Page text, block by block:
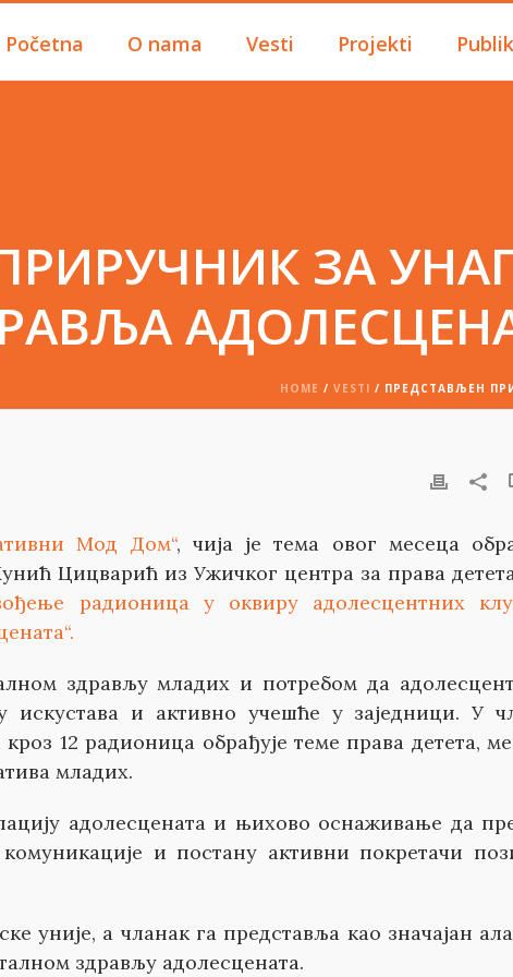
Početna O nama Vesti Projekti
ЗА
HOME / VESTI / ПРЕДСТАВЉЕН
Мод Дом“, чија је тема овог месеца
Цицварић из Ужичког центра за права
радионица у оквиру адолесцентних
здрављу младих и потребом да
искустава и активно учешће у заједници. У
12 радионица обрађује теме права детета,
младих.
адолесцената и њихово оснаживање да
комуникације и постану активни покретачи
уније, а чланак га представља као значајан
здрављу адолесцената.